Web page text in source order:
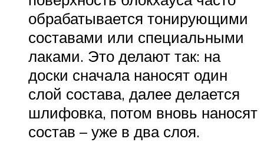
обрабатывается тонирующими
составами или специальными
лаками. Это делают так: на
доски сначала наносят один
слой состава, далее делается
шлифовка, потом вновь наносят
состав – уже в два слоя.